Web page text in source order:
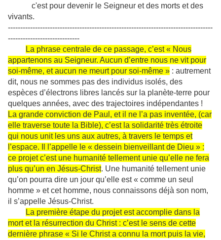
c'est pour devenir le Seigneur et des morts et des
vivants.
-----------------------------------------------------------------------------------
-----------------------------
La phrase centrale de ce passage, c’est « Nous
appartenons au Seigneur. Aucun d’entre nous ne vit pour
soi-même, et aucun ne meurt pour soi-même » : autrement
dit, nous ne sommes pas des individus isolés, des
espèces d’électrons libres lancés sur la planète-terre pour
quelques années, avec des trajectoires indépendantes !
La grande conviction de Paul, et il ne l’a pas inventée, (car
elle traverse toute la Bible), c’est la solidarité très étroite
qui nous unit les uns aux autres, à travers le temps et
l’espace. Il l’appelle le « dessein bienveillant de Dieu » :
ce projet c’est une humanité tellement unie qu’elle ne fera
plus qu’un en Jésus-Christ. Une humanité tellement unie
qu’on pourra dire un jour qu’elle est « comme un seul
homme » et cet homme, nous connaissons déjà son nom,
il s’appelle Jésus-Christ.
La première étape du projet est accomplie dans la
mort et la résurrection du Christ : c’est le sens de cette
dernière phrase « Si le Christ a connu la mort puis la vie,